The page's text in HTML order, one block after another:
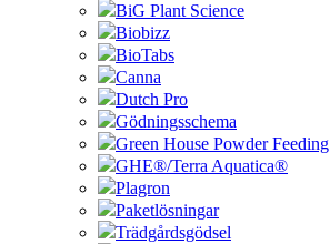
BiG Plant Science
Biobizz
BioTabs
Canna
Dutch Pro
Gödningsschema
Green House Powder Feeding
GHE®/Terra Aquatica®
Plagron
Paketlösningar
Trädgårdsgödsel